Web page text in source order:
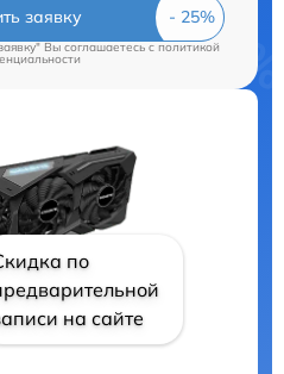
заявку
Вы соглашаетесь cполитикой
по
на сайте